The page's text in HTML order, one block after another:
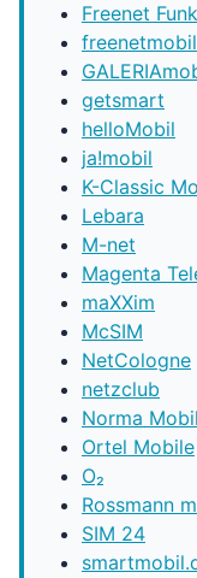
Freenet Funk
getsmart
helloMobil
ja!mobil
K-Classic
Lebara
M-net
Magenta
maXXim
McSIM
NetCologne
netzclub
Norma Mobil
Ortel Mobile
O₂
Rossmann
SIM 24